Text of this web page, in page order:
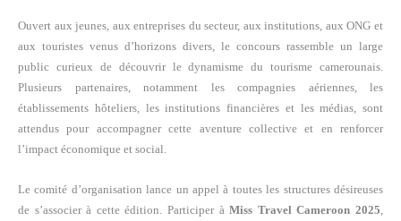
Ouvert aux jeunes, aux entreprises du secteur, aux institutions, aux ONG et
aux touristes venus d’horizons divers, le concours rassemble un large
public curieux de découvrir le dynamisme du tourisme camerounais.
Plusieurs partenaires, notamment les compagnies aériennes, les
établissements hôteliers, les institutions financières et les médias, sont
attendus pour accompagner cette aventure collective et en renforcer
l’impact économique et social.
Le comité d’organisation lance un appel à toutes les structures désireuses
de s’associer à cette édition. Participer àMiss Travel Cameroon 2025